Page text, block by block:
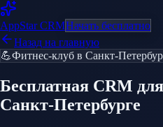
AppStarCRMНачать бесплатно
Назад на главную
💪Фитнес-клуб в Санкт-
Бесплатная CRM
Санкт-Петербурге